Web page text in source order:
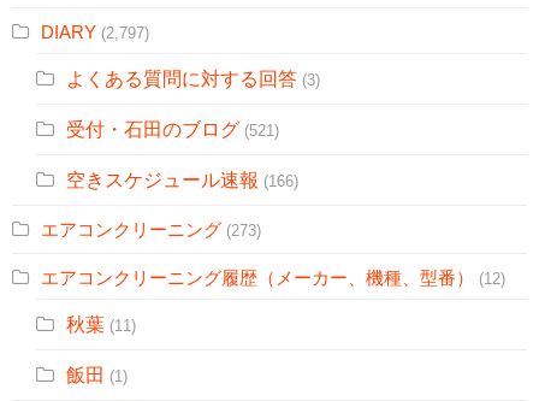
DIARY (2,797)
よくある質問に対する回答 (3)
受付・石田のブログ (521)
空きスケジュール速報 (166)
エアコンクリーニング (273)
エアコンクリーニング履歴（メーカー、機種、型番） (12)
秋葉 (11)
飯田 (1)